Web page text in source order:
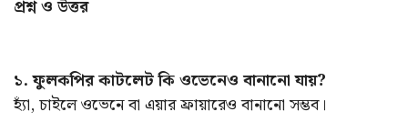
প্রশ্ন ও উত্তর
১. ফুলকপির কাটলেট কি ওভেনেও বানানো যায়?
হ্যাঁ, চাইলে ওভেনে বা এয়ার ফ্রায়ারেও বানানো সম্ভব।